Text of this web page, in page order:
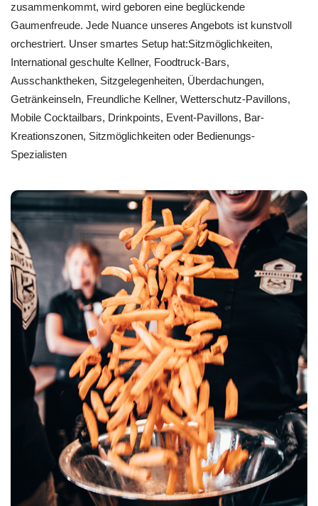
zusammenkommt, wird geboren eine beglückende
Gaumenfreude. Jede Nuance unseres Angebots ist kunstvoll
orchestriert. Unser smartes Setup hat:Sitzmöglichkeiten,
International geschulte Kellner, Foodtruck-Bars,
Ausschanktheken, Sitzgelegenheiten, Überdachungen,
Getränkeinseln, Freundliche Kellner, Wetterschutz-Pavillons,
Mobile Cocktailbars, Drinkpoints, Event-Pavillons, Bar-
Kreationszonen, Sitzmöglichkeiten oder Bedienungs-
Spezialisten